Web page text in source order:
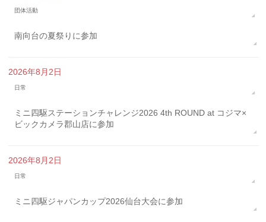
団体活動
南向台の夏祭りに参加
2026年8月2日
日常
ミニ四駆ステーションチャレンジ2026 4th ROUND at コジマ×
ビックカメラ郡山店に参加
2026年8月2日
日常
ミニ四駆ジャパンカップ2026仙台大会に参加